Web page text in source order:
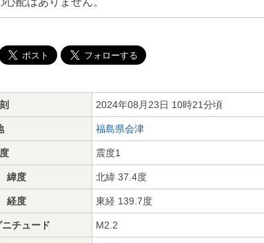
2024年08月23日 10時21分頃
福島県会津
震度1
緯度 北緯 37.4度
経度 東経 139.7度
ニチュード M2.2